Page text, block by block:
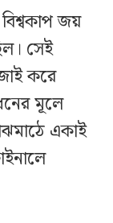
জয়
সেই
করে
মূলে
একাই